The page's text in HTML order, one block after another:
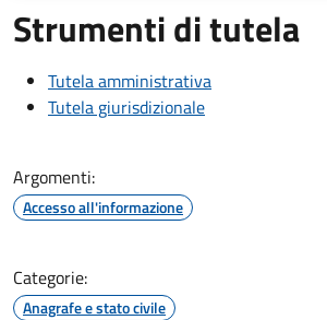
Strumenti di tutela
Tutela amministrativa
Tutela giurisdizionale
Argomenti:
Accesso all'informazione
Categorie:
Anagrafe e stato civile